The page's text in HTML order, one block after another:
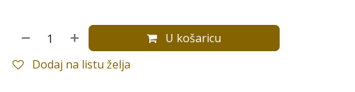
U košaricu
Dodaj na listu želja